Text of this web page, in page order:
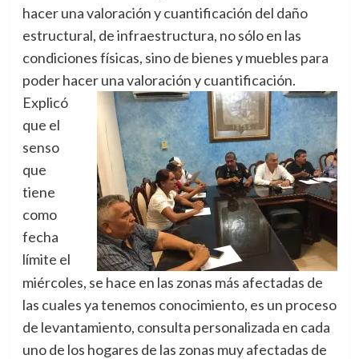
hacer una valoración y cuantificación del daño
estructural, de infraestructura, no sólo en las
condiciones físicas, sino de bienes y muebles para
poder hacer una valoración y cuantificación.
Explicó
que el
senso
que
tiene
como
fecha
límite el
miércoles, se hace en las zonas más afectadas de
las cuales ya tenemos conocimiento, es un proceso
de levantamiento, consulta personalizada en cada
uno de los hogares de las zonas muy afectadas de